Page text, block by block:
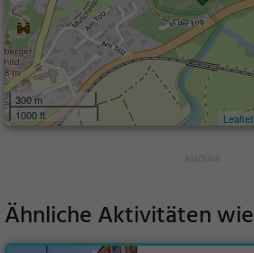
300 m
1000 ft
Leaflet
Ähnliche Aktivitäten wie